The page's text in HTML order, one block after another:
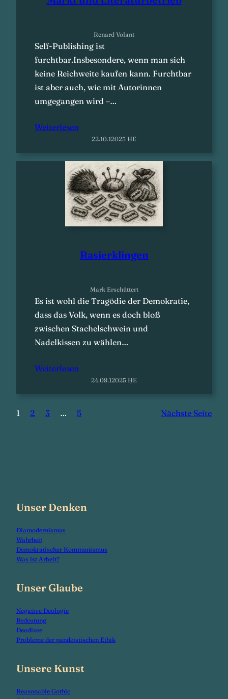
Renard Volant
Self-Publishing ist
furchtbar.Insbesondere, wenn man sich
keine Reichweite kaufen kann. Furchtbar
ist aber auch, wie mit Autorinnen
umgegangen wird –…
Weiterlesen
22.10.12025 ḤE
Rasierklingen
Mark Erschüttert
Es ist wohl die Tragödie der Demokratie,
dass das Volk, wenn es doch bloß
zwischen Stachelschwein und
Nadelkissen zu wählen…
Weiterlesen
24.08.12025 ḤE
1 2 3 … 5 Nächste Seite
Unser Denken
Diamodernismus
Wahrheit
Demokratischer Kommunismus
Was ist Arbeit?
Unser Glaube
Negative Deologie
Bedeutung
Deodizee
Probleme der pandeistischen Ethik
Unsere Kunst
Reasonable Gothic